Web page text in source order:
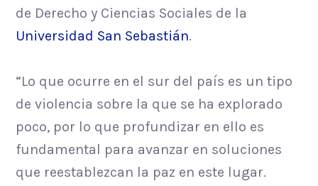
de Derecho y Ciencias Sociales de la
Universidad San Sebastián.
“Lo que ocurre en el sur del país es un tipo
de violencia sobre la que se ha explorado
poco, por lo que profundizar en ello es
fundamental para avanzar en soluciones
que reestablezcan la paz en este lugar.